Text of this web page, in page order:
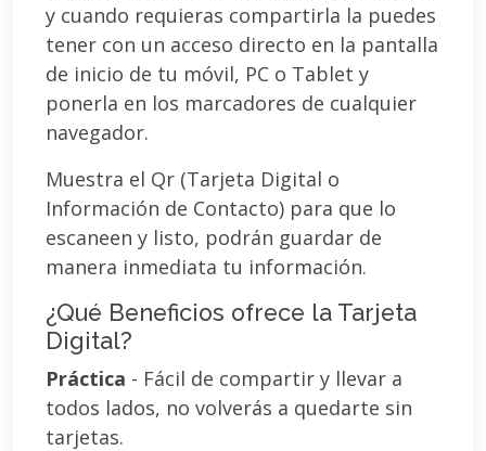
y cuando requieras compartirla la puedes
tener con un acceso directo en la pantalla
de inicio de tu móvil, PC o Tablet y
ponerla en los marcadores de cualquier
navegador.
Muestra el Qr (Tarjeta Digital o
Información de Contacto) para que lo
escaneen y listo, podrán guardar de
manera inmediata tu información.
¿Qué Beneficios ofrece la Tarjeta
Digital?
Práctica - Fácil de compartir y llevar a
todos lados, no volverás a quedarte sin
tarjetas.